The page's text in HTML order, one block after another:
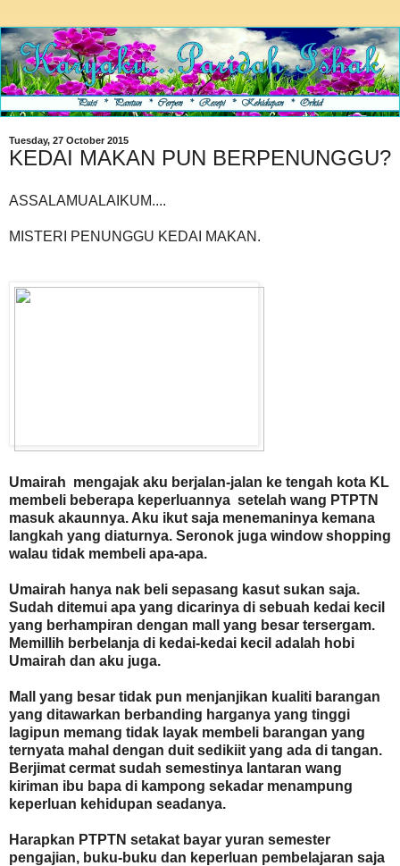
Tuesday, 27 October 2015
KEDAI MAKAN PUN BERPENUNGGU?
ASSALAMUALAIKUM....
MISTERI PENUNGGU KEDAI MAKAN.
Umairah mengajak aku berjalan-jalan ke tengah kota KL
membeli beberapa keperluannya setelah wang PTPTN
masuk akaunnya. Aku ikut saja menemaninya kemana
langkah yang diaturnya. Seronok juga window shopping
walau tidak membeli apa-apa.
Umairah hanya nak beli sepasang kasut sukan saja.
Sudah ditemui apa yang dicarinya di sebuah kedai kecil
yang berhampiran dengan mall yang besar tersergam.
Memillih berbelanja di kedai-kedai kecil adalah hobi
Umairah dan aku juga.
Mall yang besar tidak pun menjanjikan kualiti barangan
yang ditawarkan berbanding harganya yang tinggi
lagipun memang tidak layak membeli barangan yang
ternyata mahal dengan duit sedikiit yang ada di tangan.
Berjimat cermat sudah semestinya lantaran wang
kiriman ibu bapa di kampong sekadar menampung
keperluan kehidupan seadanya.
Harapkan PTPTN setakat bayar yuran semester
pengajian, buku-buku dan keperluan pembelajaran saja